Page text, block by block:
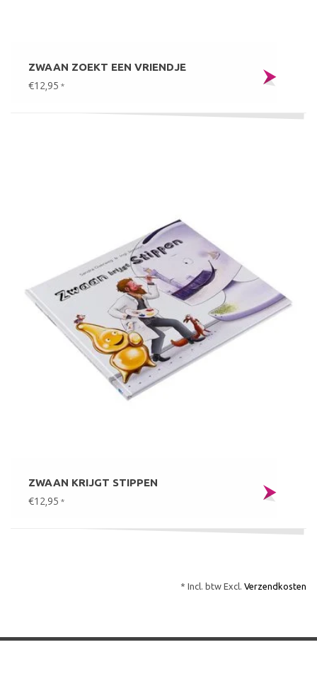
ZWAAN ZOEKT EEN VRIENDJE
€12,95 *
ZWAAN KRIJGT STIPPEN
€12,95 *
* Incl. btw Excl. Verzendkosten